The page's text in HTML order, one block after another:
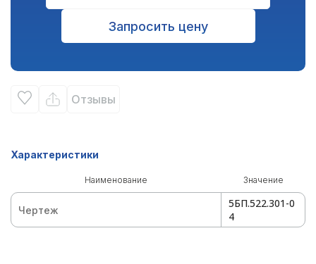
Запросить цену
Отзывы
Характеристики
Наименование Значение
Чертеж
5БП.522.301-0
4